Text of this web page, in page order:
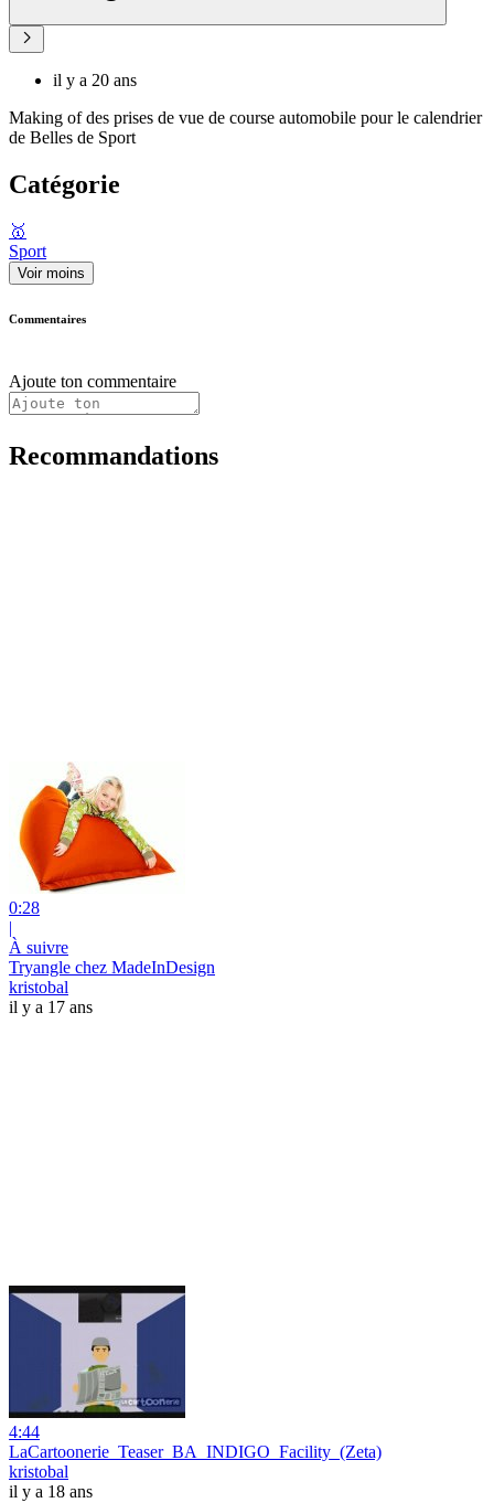
il y a 20 ans
Making of des prises de vue de course automobile pour le calendrier
de Belles de Sport
Catégorie
🥇
Sport
Voir moins
Commentaires
Ajoute ton commentaire
Recommandations
0:28
|
À suivre
Tryangle chez MadeInDesign
kristobal
il y a 17 ans
4:44
LaCartoonerie_Teaser_BA_INDIGO_Facility_(Zeta)
kristobal
il y a 18 ans